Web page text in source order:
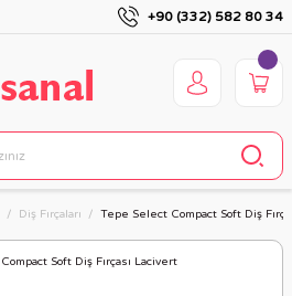
+90 (332) 582 80 34
Diş Fırçaları Tepe Select Compact Soft Diş